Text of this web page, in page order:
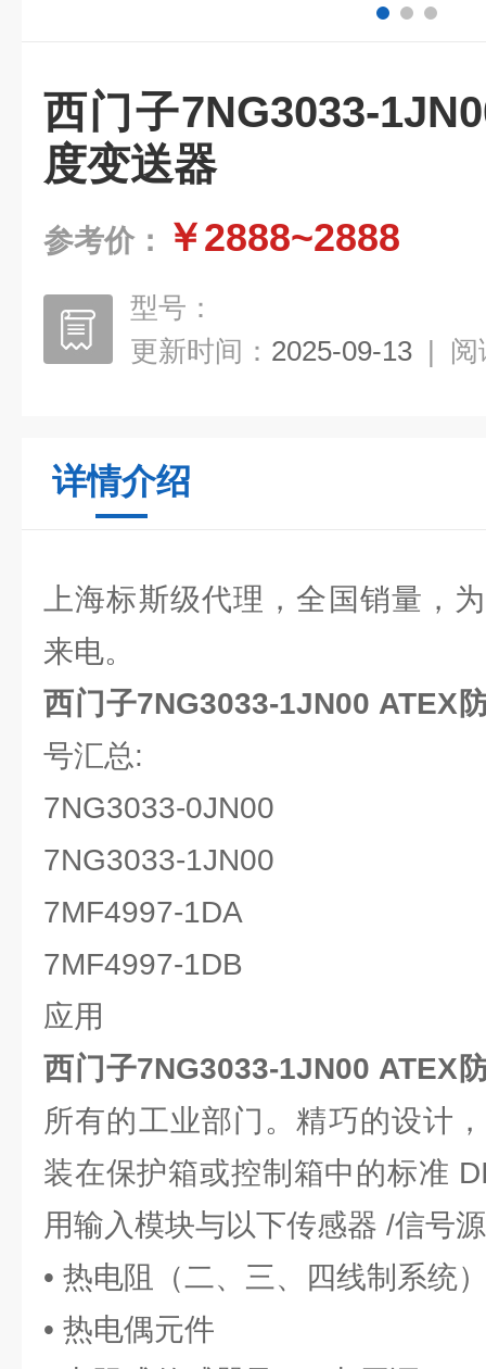
西门子7NG3033-
度变送器
参考价： ￥2888~2888
型号：
更新时间： 2025-09-13 | 阅
详情介绍
上海标斯级代理，全国销量，
来电。
西门子7NG3033-1JN00 ATEX
号汇总:
7NG3033-0JN00
7NG3033-1JN00
7MF4997-1DA
7MF4997-1DB
应用
西门子7NG3033-1JN00 ATEX
所有的工业部门。精巧的设计
装在保护箱或控制箱中的标准
用输入模块与以下传感器 /信号
• 热电阻（二、三、四线制系统
• 热电偶元件